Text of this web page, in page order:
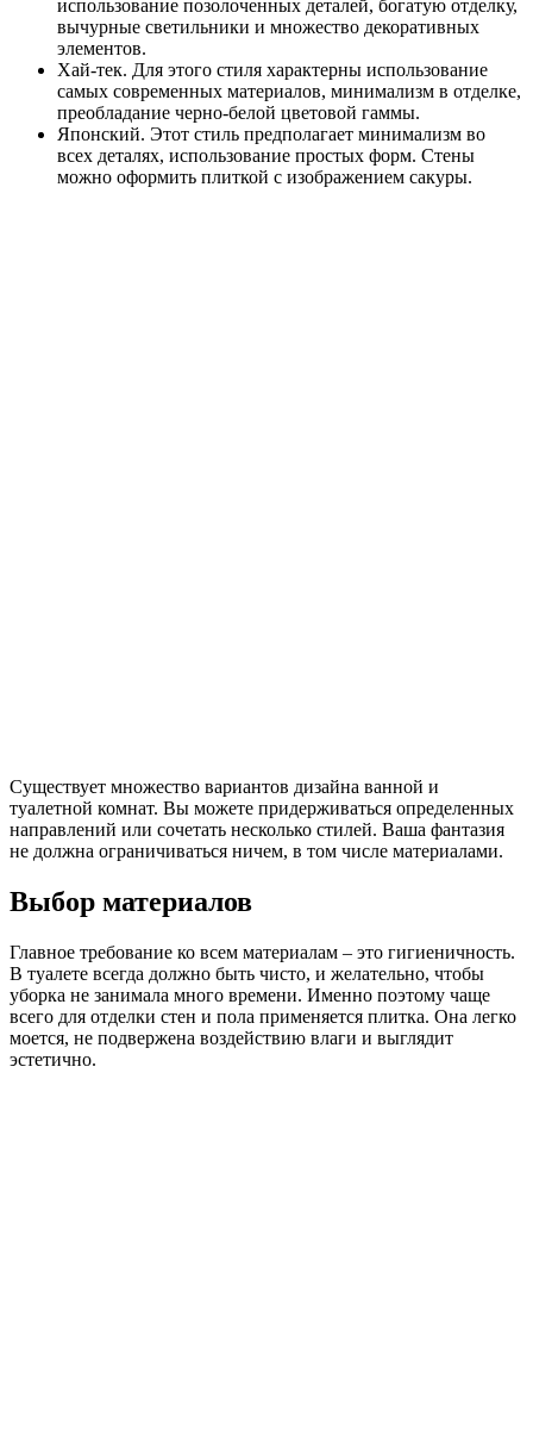
использование позолоченных деталей, богатую отделку,
вычурные светильники и множество декоративных
элементов.
Хай-тек. Для этого стиля характерны использование
самых современных материалов, минимализм в отделке,
преобладание черно-белой цветовой гаммы.
Японский. Этот стиль предполагает минимализм во
всех деталях, использование простых форм. Стены
можно оформить плиткой с изображением сакуры.
Существует множество вариантов дизайна ванной и
туалетной комнат. Вы можете придерживаться определенных
направлений или сочетать несколько стилей. Ваша фантазия
не должна ограничиваться ничем, в том числе материалами.
Выбор материалов
Главное требование ко всем материалам – это гигиеничность.
В туалете всегда должно быть чисто, и желательно, чтобы
уборка не занимала много времени. Именно поэтому чаще
всего для отделки стен и пола применяется плитка. Она легко
моется, не подвержена воздействию влаги и выглядит
эстетично.